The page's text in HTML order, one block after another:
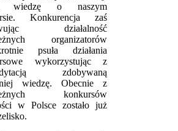
wiedzę o naszym
Konkurencja zaś
działalność
organizatorów
psuła działania
wykorzystując z
zdobywaną
wiedzę. Obecnie z
konkursów
w Polsce zostało już